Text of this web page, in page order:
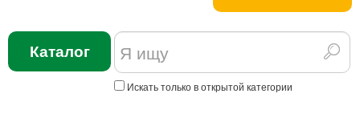
Каталог
Искать только в открытой категории